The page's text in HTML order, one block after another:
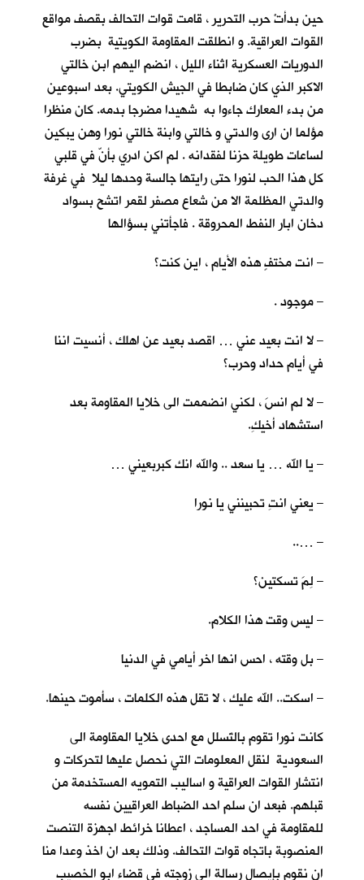
حين بدأتْ حرب التحرير ، قامت قوات التحالف بقصف مواقع
القوات العراقية. و انطلقت المقاومة الكويتية بضرب
الدوريات العسكرية اثناء الليل ، انضم اليهم ابن خالتي
الاكبر الذي كان ضابطا في الجيش الكويتي. بعد اسبوعين
من بدء المعارك جاءوا به شهيدا مضرجا بدمه. كان منظرا
مؤلما ان ارى والدتي و خالتي وابنة خالتي نورا وهن يبكين
لساعات طويلة حزنا لفقدانه . لم اكن ادري بأنّ في قلبي
كل هذا الحب لنورا حتى رايتها جالسة وحدها ليلا في غرفة
والدتي المظلمة الا من شعاع مصفر لقمر اتشح بسواد
دخان ابار النفط المحروقة . فاجأتني بسؤالها
– انت مختفٍ هذه الأيام ، اين كنت؟
– موجود .
– لا انت بعيد عني … اقصد بعيد عن اهلك ، أنسيت اننا
في أيام حداد وحرب؟
– لا لم انسَ ، لكني انضممت الى خلايا المقاومة بعد
استشهاد أخيكِ.
– يا الله … يا سعد .. والله انك كبربعيني …
– يعني انتِ تحبينني يا نورا
– …..
– لِمَ تسكتين؟
– ليس وقت هذا الكلام.
– بل وقته ، احس انها اخر أيامي في الدنيا
– اسكت.. الله عليك ، لا تقل هذه الكلمات ، سأموت حينها.
كانت نورا تقوم بالتَسلل مع احدى خلايا المقاومة الى
السعودية لنقل المعلومات التي نحصل عليها لتحركات و
انتشار القوات العراقية و اساليب التمويه المستخدمة من
قبلهم. فبعد ان سلم احد الضباط العراقيين نفسه
للمقاومة في احد المساجد ، اعطانا خرائط اجهزة التنصت
المنصوبة باتجاه قوات التحالف. وذلك بعد ان اخذ وعدا منا
ان نقوم بإيصال رسالة الى زوجته في قضاء ابو الخصيب